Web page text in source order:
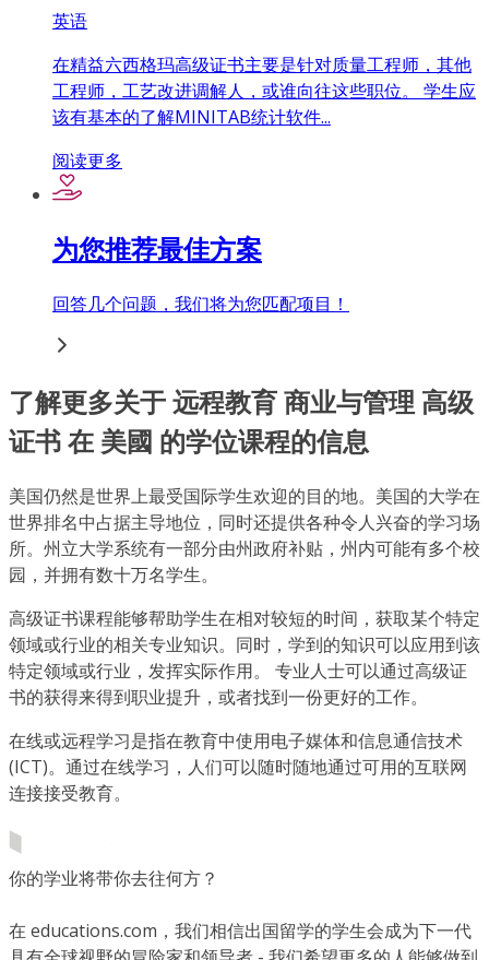
英语
在精益六西格玛高级证书主要是针对质量工程师，其他
工程师，工艺改进调解人，或谁向往这些职位。 学生应
该有基本的了解MINITAB统计软件...
阅读更多
为您推荐最佳方案
回答几个问题，我们将为您匹配项目！
了解更多关于 远程教育 商业与管理 高级
证书 在 美國 的学位课程的信息
美国仍然是世界上最受国际学生欢迎的目的地。美国的大学在
世界排名中占据主导地位，同时还提供各种令人兴奋的学习场
所。州立大学系统有一部分由州政府补贴，州内可能有多个校
园，并拥有数十万名学生。
高级证书课程能够帮助学生在相对较短的时间，获取某个特定
领域或行业的相关专业知识。同时，学到的知识可以应用到该
特定领域或行业，发挥实际作用。 专业人士可以通过高级证
书的获得来得到职业提升，或者找到一份更好的工作。
在线或远程学习是指在教育中使用电子媒体和信息通信技术
(ICT)。通过在线学习，人们可以随时随地通过可用的互联网
连接接受教育。
你的学业将带你去往何方？
在 educations.com，我们相信出国留学的学生会成为下一代